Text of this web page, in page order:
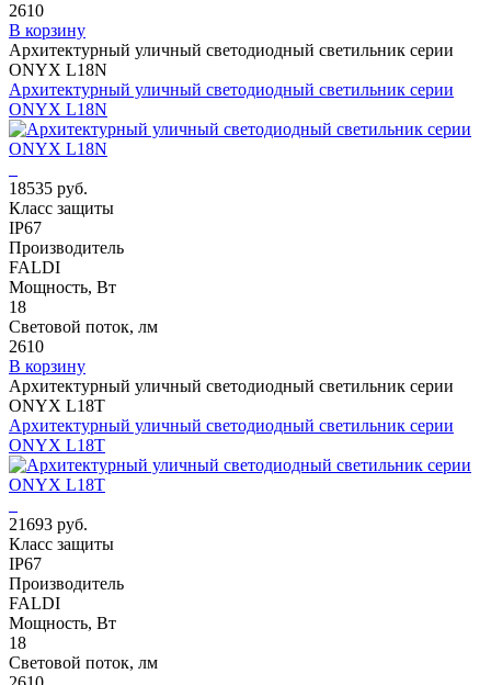
2610
В корзину
Архитектурный уличный светодиодный светильник серии
ONYX L18N
Архитектурный уличный светодиодный светильник серии
ONYX L18N
18535 руб.
Класс защиты
IP67
Производитель
FALDI
Мощность, Вт
18
Световой поток, лм
2610
В корзину
Архитектурный уличный светодиодный светильник серии
ONYX L18T
Архитектурный уличный светодиодный светильник серии
ONYX L18T
21693 руб.
Класс защиты
IP67
Производитель
FALDI
Мощность, Вт
18
Световой поток, лм